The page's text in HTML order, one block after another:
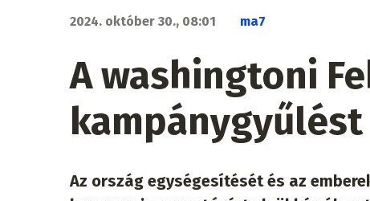
2024. október 30., 08:01 ma7
A washingtoni
Az ország egységesítését és az